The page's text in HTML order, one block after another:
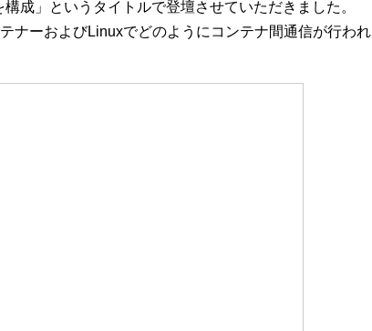
成」というタイトルで登壇させていただきました。
ナーおよびLinuxでどのようにコンテナ間通信が行われ